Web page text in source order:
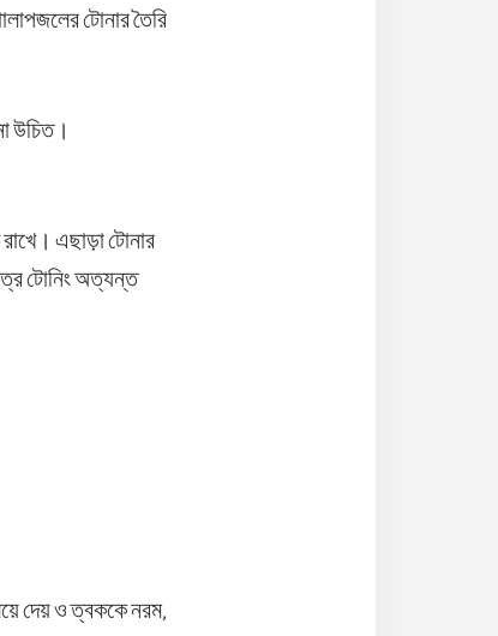
টোনার তৈরি
উচিত।
এছাড়া টোনার
টোনিং অত্যন্ত
দেয় ও ত্বককে নরম,